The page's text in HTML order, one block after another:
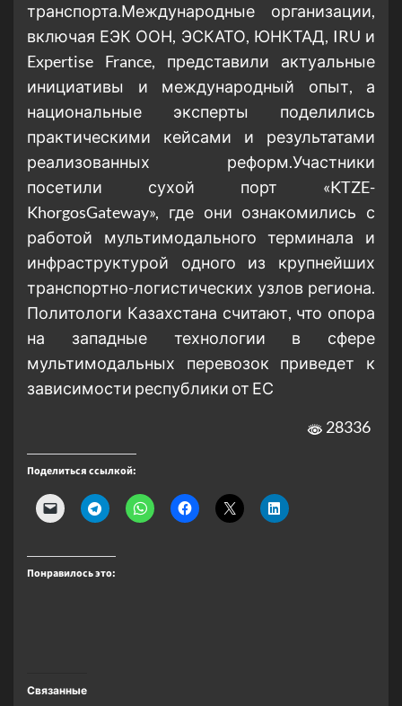
транспорта.Международные организации,
включая ЕЭК ООН, ЭСКАТО, ЮНКТАД, IRU и
Expertise France, представили актуальные
инициативы и международный опыт, а
национальные эксперты поделились
практическими кейсами и результатами
реализованных реформ.Участники
посетили сухой порт «KTZE-
KhorgosGateway», где они ознакомились с
работой мультимодального терминала и
инфраструктурой одного из крупнейших
транспортно-логистических узлов региона.
Политологи Казахстана считают, что опора
на западные технологии в сфере
мультимодальных перевозок приведет к
зависимости республики от ЕС
28336
Поделиться ссылкой:
Понравилось это:
Связанные